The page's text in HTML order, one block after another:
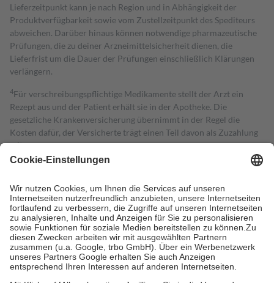
Lieferzeitpunkt kann je nach Region und in Abhängigkeit der
Produktverfügbarkeit sowie vom Zustellzeitpunkt des Spediteurs
abweichen. Darüber hinaus können notwendige pharmazeutische
Prüfungen, die zu deiner Arzneimittelsicherheit dienen, die
Lieferfrist um die Dauer der Prüfungen einschließlich Klärungen
verlängern.
4Für verschreibungspflichtige Medikamente stellt der Arzt ein
Rezept aus und der Patient erhält sie in der Apotheke. Die
gesetzliche Krankenversicherung übernimmt in der Regel die
Kosten dafür, der Versicherte trägt einen Teil davon als Zuzahlung
mit.
Grundsätzlich leisten Mitglieder Zuzahlungen in Höhe von zehn
höchstens zehn Euro.
Es sind jedoch nie mehr als die tatsächlichen
Kosten der Leistung zu entrichten.
Diese Regeln gelten grundsätzlich auch für Online-Apotheken.
Bei Heilmitteln und häuslicher Krankenpflege beträgt die
Zuzahlung zehn Prozent der Kosten sowie zehn Euro je
Verordnung.
Um das Engagement der Versicherten für ihre eigene Gesundheit zu
stärken und die besondere Stellung der Familie zu unterstützen,